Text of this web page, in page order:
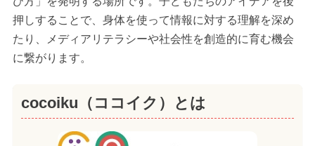
押しすることで、身体を使って情報に対する理解を深め
たり、メディアリテラシーや社会性を創造的に育む機会
に繋がります。
cocoiku（ココイク）とは